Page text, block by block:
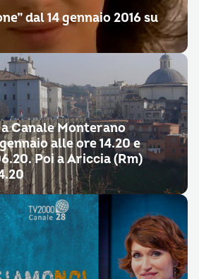
dal 14 gennaio 2016 su
Canale Monterano
alle ore 14.20 e
Poi a Ariccia (Rm)